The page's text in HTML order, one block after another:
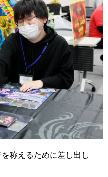
称えるために差し出し